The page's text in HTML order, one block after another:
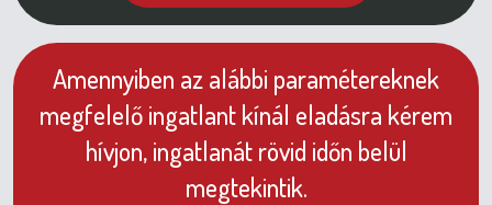
Amennyiben az alábbi paramétereknek
megfelelő ingatlant kínál eladásra kérem
hívjon, ingatlanát rövid időn belül
megtekintik.